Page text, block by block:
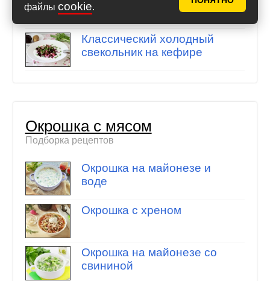
файлы cookie.
кефире
Классический холодный
свекольник на кефире
Окрошка с мясом
Подборка рецептов
Окрошка на майонезе и
воде
Окрошка с хреном
Окрошка на майонезе со
свининой